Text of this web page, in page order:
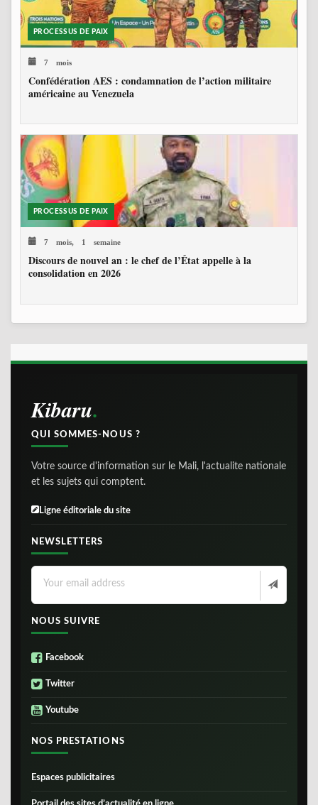
PROCESSUS DE PAIX
7 mois
Confédération AES : condamnation de l’action militaire
américaine au Venezuela
PROCESSUS DE PAIX
7 mois, 1 semaine
Discours de nouvel an : le chef de l’État appelle à la
consolidation en 2026
Kibaru
QUI SOMMES-NOUS ?
Votre source d'information sur le Mali, l'actualite nationale
et les sujets qui comptent.
Ligne éditoriale du site
NEWSLETTERS
NOUS SUIVRE
Facebook
Twitter
Youtube
NOS PRESTATIONS
Espaces publicitaires